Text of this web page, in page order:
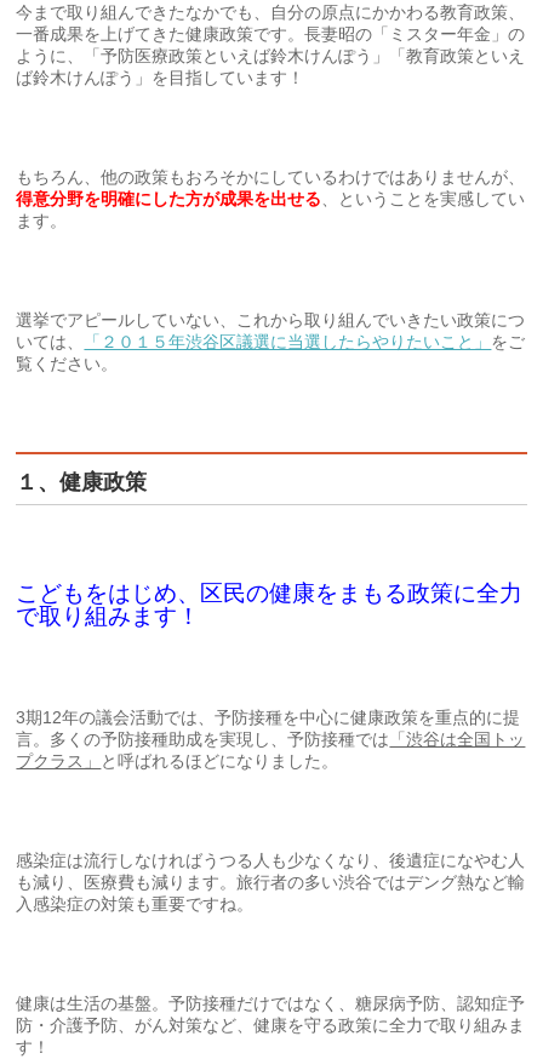
今まで取り組んできたなかでも、自分の原点にかかわる教育政策、
一番成果を上げてきた健康政策です。長妻昭の「ミスター年金」の
ように、「予防医療政策といえば鈴木けんぽう」「教育政策といえ
ば鈴木けんぽう」を目指しています！
もちろん、他の政策もおろそかにしているわけではありませんが、
得意分野を明確にした方が成果を出せる 、ということを実感してい
ます。
選挙でアピールしていない、これから取り組んでいきたい政策につ
いては、
「２０１５年渋谷区議選に当選したらやりたいこと」 をご
覧ください。
１、健康政策
こどもをはじめ、区民の健康をまもる政策に全力
で取り組みます！
3期12年の議会活動では、予防接種を中心に健康政策を重点的に提
言。多くの予防接種助成を実現し、予防接種では 「渋谷は全国トッ
プクラス」 と呼ばれるほどになりました。
感染症は流行しなければうつる人も少なくなり、後遺症になやむ人
も減り、医療費も減ります。旅行者の多い渋谷ではデング熱など輸
入感染症の対策も重要ですね。
健康は生活の基盤。予防接種だけではなく、糖尿病予防、認知症予
防・介護予防、がん対策など、健康を守る政策に全力で取り組みま
す！